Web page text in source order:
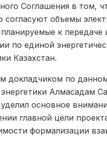
Соглашения в том,
согласуют объемы
к передаче
по единой
Казахстан.
докладчиком по
Алмасадам
основное
главной цели
формализации